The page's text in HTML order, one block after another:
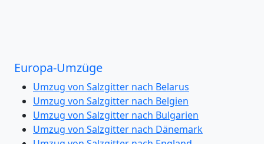
Europa-Umzüge
Umzug von Salzgitter nach Belarus
Umzug von Salzgitter nach Belgien
Umzug von Salzgitter nach Bulgarien
Umzug von Salzgitter nach Dänemark